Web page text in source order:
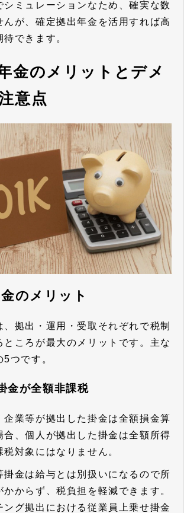
シミュレーションなため、確実な数
んが、確定拠出年金を活用すれば高
できます。
金のメリットとデメ
意点
のメリット
拠出・運用・受取それぞれで税制
ころが最大のメリット です。主な
つです。
金が全額非課税
企業等が拠出した掛金は全額損金算
合、個人が拠出した掛金は全額所得
税対象にはなりません。
掛金は給与とは別扱いになるので所
からず、税負担を軽減できます。
ング拠出における従業員上乗せ掛金